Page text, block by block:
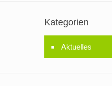
Kategorien
Aktuelles